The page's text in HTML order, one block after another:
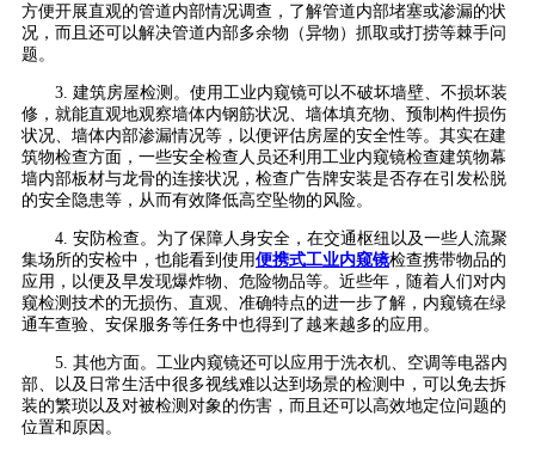
方便开展直观的管道内部情况调查，了解管道内部堵塞或渗漏的状
况，而且还可以解决管道内部多余物（异物）抓取或打捞等棘手问
题。
3. 建筑房屋检测。使用工业内窥镜可以不破坏墙壁、不损坏装
修，就能直观地观察墙体内钢筋状况、墙体填充物、预制构件损伤
状况、墙体内部渗漏情况等，以便评估房屋的安全性等。其实在建
筑物检查方面，一些安全检查人员还利用工业内窥镜检查建筑物幕
墙内部板材与龙骨的连接状况，检查广告牌安装是否存在引发松脱
的安全隐患等，从而有效降低高空坠物的风险。
4. 安防检查。为了保障人身安全，在交通枢纽以及一些人流聚
集场所的安检中，也能看到使用便携式工业内窥镜检查携带物品的
应用，以便及早发现爆炸物、危险物品等。近些年，随着人们对内
窥检测技术的无损伤、直观、准确特点的进一步了解，内窥镜在绿
通车查验、安保服务等任务中也得到了越来越多的应用。
5. 其他方面。工业内窥镜还可以应用于洗衣机、空调等电器内
部、以及日常生活中很多视线难以达到场景的检测中，可以免去拆
装的繁琐以及对被检测对象的伤害，而且还可以高效地定位问题的
位置和原因。